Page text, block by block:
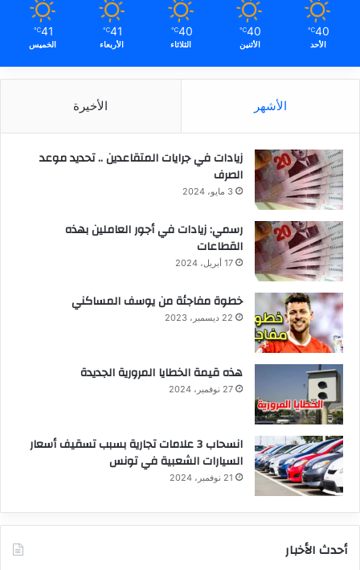
40
℃
الأحد
40
℃
الأثنين
40
℃
الثلاثاء
41
℃
الأربعاء
41
℃
الخميس
الأشهر الأخيرة
زيادات في جرايات المتقاعدين .. تحديد موعد
الصرف
3 مايو، 2024
رسمي: زيادات في أجور العاملين بهذه
القطاعات
17 أبريل، 2024
خطوة مفاجئة من يوسف المساكني
22 ديسمبر، 2023
هذه قيمة الخطايا المرورية الجديدة
27 نوفمبر، 2024
انسحاب 3 علامات تجارية بسبب تسقيف أسعار
السيارات الشعبية في تونس
21 نوفمبر، 2024
أحدث الأخبار